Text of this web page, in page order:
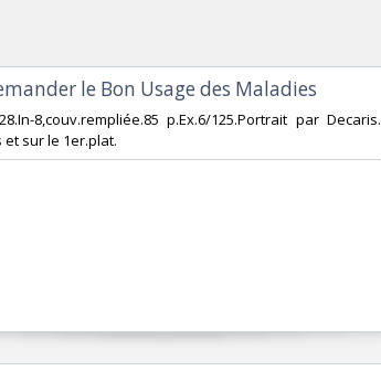
le Bon Usage des Maladies‎
8,couv.rempliée.85 p.Ex.6/125.Portrait par Decaris.
et sur le 1er.plat.‎